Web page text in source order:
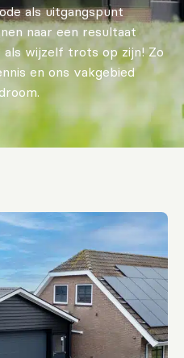
als uitgangspunt
naar een resultaat
wijzelf trots op zijn! Zo
en ons vakgebied